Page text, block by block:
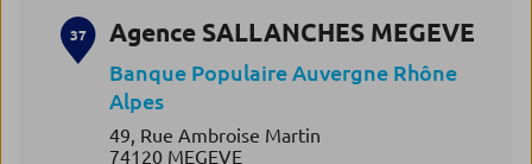
37 Agence SALLANCHES MEGEVE
Banque Populaire Auvergne Rhône
Alpes
49, Rue Ambroise Martin
74120 MEGEVE